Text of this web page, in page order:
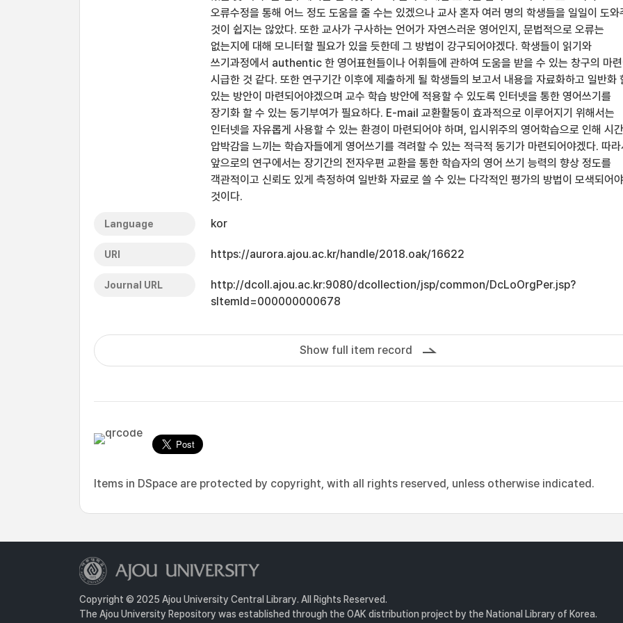
오류수정을 통해 어느 정도 도움을 줄 수는 있겠으나 교사 혼자 여러 명의 학생들을 일일이 도와
것이 쉽지는 않았다. 또한 교사가 구사하는 언어가 자연스러운 영어인지, 문법적으로 오류는
없는지에 대해 모니터할 필요가 있을 듯한데 그 방법이 강구되어야겠다. 학생들이 읽기와
쓰기과정에서 authentic 한 영어표현들이나 어휘들에 관하여 도움을 받을 수 있는 창구의 마련
시급한 것 같다. 또한 연구기간 이후에 제출하게 될 학생들의 보고서 내용을 자료화하고 일반화
있는 방안이 마련되어야겠으며 교수 학습 방안에 적용할 수 있도록 인터넷을 통한 영어쓰기를
장기화 할 수 있는 동기부여가 필요하다. E-mail 교환활동이 효과적으로 이루어지기 위해서는
인터넷을 자유롭게 사용할 수 있는 환경이 마련되어야 하며, 입시위주의 영어학습으로 인해 시
압박감을 느끼는 학습자들에게 영어쓰기를 격려할 수 있는 적극적 동기가 마련되어야겠다. 따라
앞으로의 연구에서는 장기간의 전자우편 교환을 통한 학습자의 영어 쓰기 능력의 향상 정도를
객관적이고 신뢰도 있게 측정하여 일반화 자료로 쓸 수 있는 다각적인 평가의 방법이 모색되어
것이다.
Language kor
URI https://aurora.ajou.ac.kr/handle/2018.oak/16622
Journal URL
http://dcoll.ajou.ac.kr:9080/dcollection/jsp/common/DcLoOrgPer.jsp?
sItemId=000000000678
Show full item record
Items in DSpace are protected by copyright, with all rights reserved, unless otherwise indicated.
Copyright © 2025 Ajou University Central Library. All Rights Reserved.
The Ajou University Repository was established through the OAK distribution project by the National Library of Korea.